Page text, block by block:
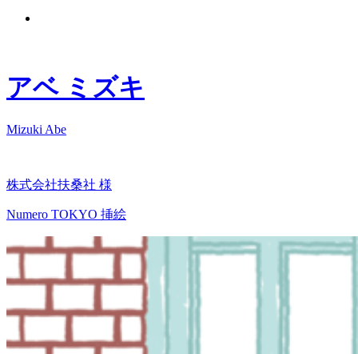
アベ ミズキ
Mizuki Abe
株式会社扶桑社 様
Numero TOKYO 挿絵